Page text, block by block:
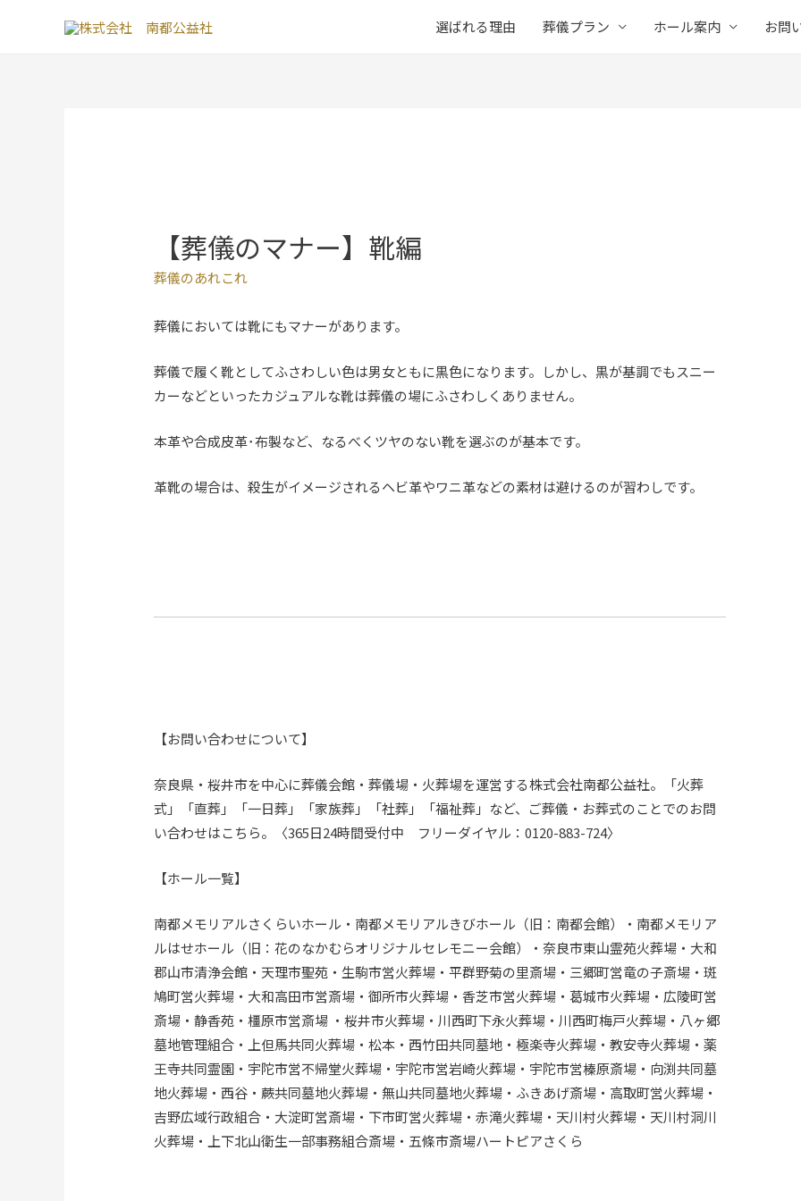
選ばれる理由 葬儀プラン ホール案内 お問
【葬儀のマナー】靴編
葬儀のあれこれ
葬儀においては靴にもマナーがあります。
葬儀で履く靴としてふさわしい色は男女ともに黒色になります。しかし、黒が基調でもスニー
カーなどといったカジュアルな靴は葬儀の場にふさわしくありません。
本革や合成皮革･布製など、なるべくツヤのない靴を選ぶのが基本です。
革靴の場合は、殺生がイメージされるヘビ革やワニ革などの素材は避けるのが習わしです。
【お問い合わせについて】
奈良県・桜井市を中心に葬儀会館・葬儀場・火葬場を運営する株式会社南都公益社。「火葬
式」「直葬」「一日葬」「家族葬」「社葬」「福祉葬」など、ご葬儀・お葬式のことでのお問
い合わせはこちら。〈365日24時間受付中 フリーダイヤル：0120-883-724〉
【ホール一覧】
南都メモリアルさくらいホール・南都メモリアルきびホール（旧：南都会館）・南都メモリア
ルはせホール（旧：花のなかむらオリジナルセレモニー会館）・奈良市東山霊苑火葬場・大和
郡山市清浄会館・天理市聖苑・生駒市営火葬場・平群野菊の里斎場・三郷町営竜の子斎場・斑
鳩町営火葬場・大和高田市営斎場・御所市火葬場・香芝市営火葬場・葛城市火葬場・広陵町営
斎場・静香苑・橿原市営斎場 ・桜井市火葬場・川西町下永火葬場・川西町梅戸火葬場・八ヶ郷
墓地管理組合・上但馬共同火葬場・松本・西竹田共同墓地・極楽寺火葬場・教安寺火葬場・薬
王寺共同霊園・宇陀市営不帰堂火葬場・宇陀市営岩崎火葬場・宇陀市営榛原斎場・向渕共同墓
地火葬場・西谷・蕨共同墓地火葬場・無山共同墓地火葬場・ふきあげ斎場・高取町営火葬場・
吉野広域行政組合・大淀町営斎場・下市町営火葬場・赤滝火葬場・天川村火葬場・天川村洞川
火葬場・上下北山衛生一部事務組合斎場・五條市斎場ハートピアさくら